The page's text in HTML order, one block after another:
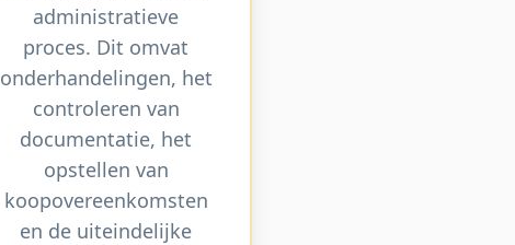
administratieve
proces. Dit omvat
onderhandelingen, het
controleren van
documentatie, het
opstellen van
koopovereenkomsten
en de uiteindelijke